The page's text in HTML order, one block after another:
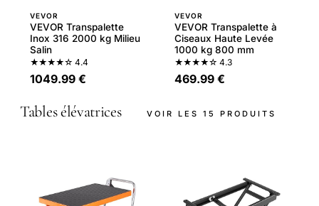
VEVOR
VEVOR Transpalette
Inox 316 2000 kg Milieu
Salin
★★★★☆ 4.4
1049.99 €
VEVOR
VEVOR Transpalette à
Ciseaux Haute Levée
1000 kg 800 mm
★★★★☆ 4.3
469.99 €
Tables élévatrices VOIR LES 15 PRODUITS